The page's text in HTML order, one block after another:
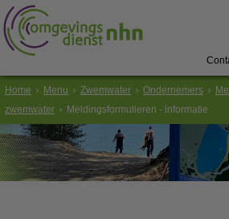
Home Menu Zwemwater Ondernemers
zwemwater
Meldingsformulieren - informatie